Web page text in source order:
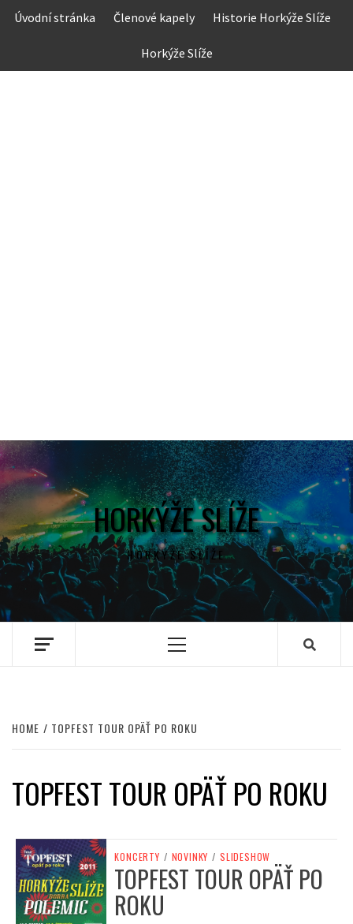
Skip
Úvodní stránka Členové kapely Historie Horkýže Slíže
Horkýže Slíže
HORKÝŽE SLÍŽE
HORKÝŽE SLÍŽE
Primary
HOME TOPFEST TOUR OPÄŤ PO ROKU
TOPFEST TOUR OPÄŤ PO ROKU
KONCERTY / NOVINKY / SLIDESHOW
TOPFEST TOUR OPÄŤ PO
ROKU